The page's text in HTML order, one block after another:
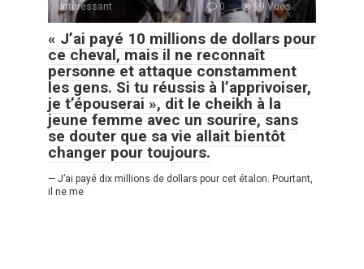
Intéressant 0 99 Vues :
« J’ai payé 10 millions de dollars pour
ce cheval, mais il ne reconnaît
personne et attaque constamment
les gens. Si tu réussis à l’apprivoiser,
je t’épouserai », dit le cheikh à la
jeune femme avec un sourire, sans
se douter que sa vie allait bientôt
changer pour toujours.
— J’ai payé dix millions de dollars pour cet étalon. Pourtant,
il ne me